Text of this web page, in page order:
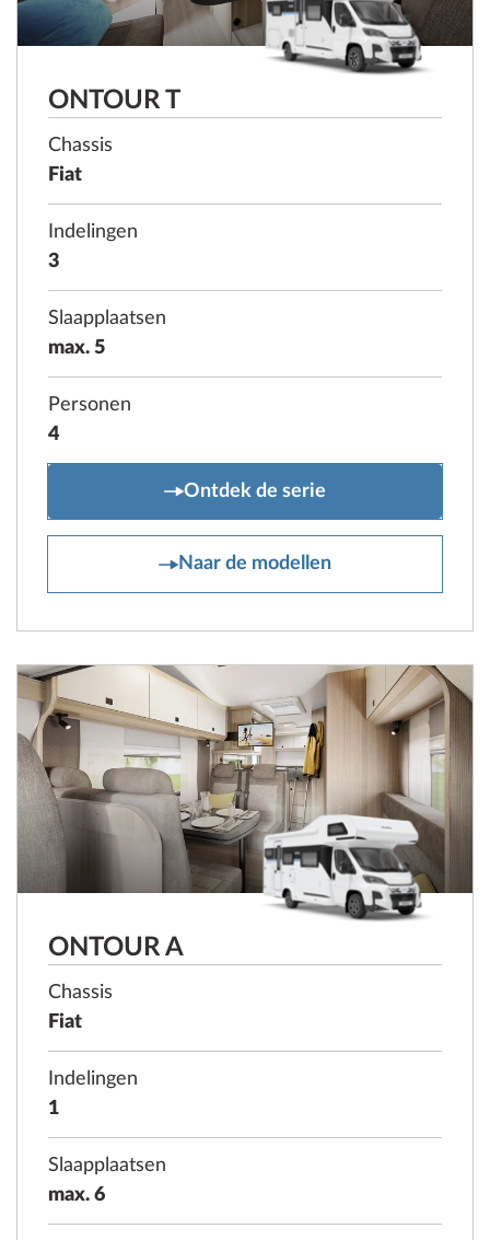
ONTOUR T
Chassis
Fiat
Indelingen
3
Slaapplaatsen
max. 5
Personen
4
ONTOUR T
Ontdek de serie
Naar de modellen
ONTOUR T
ONTOUR A
Chassis
Fiat
Indelingen
1
Slaapplaatsen
max. 6